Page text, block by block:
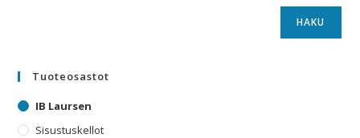
HAKU
Tuoteosastot
IB Laursen
Sisustuskellot